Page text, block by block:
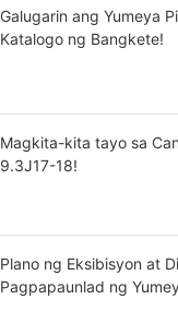
Galugarin ang Yumeya
Katalogo ng Bangkete!
Magkita-kita tayo sa
9.3J17-18!
Plano ng Eksibisyon at
Pagpapaunlad ng